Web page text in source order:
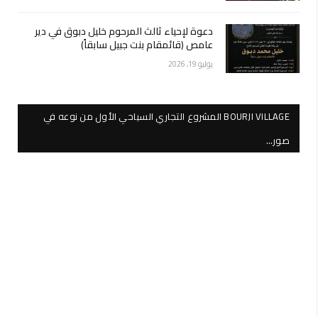
دعوة لإحياء ثالث المرحوم خليل دبوق في دير
عامص (قائمقام بنت جبيل سابقاً)
يوليو 19, 2026
BOURJI VILLAGE المشروع التجاري السياحي الأول من نوعه في
صور…